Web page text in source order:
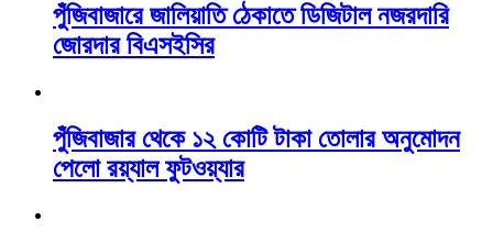
পুঁজিবাজারে জালিয়াতি ঠেকাতে ডিজিটাল নজরদারি
জোরদার বিএসইসির
পুঁজিবাজার থেকে ১২ কোটি টাকা তোলার অনুমোদন
পেলো রয়্যাল ফুটওয়্যার